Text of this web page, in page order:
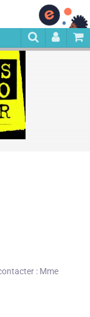
: Mme